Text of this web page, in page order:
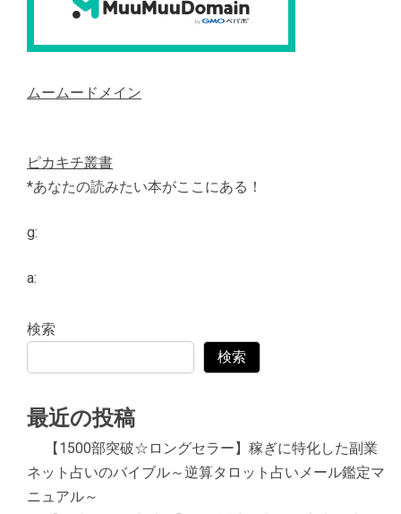
ムームードメイン
ピカキチ叢書
*あなたの読みたい本がここにある！
g:
a:
検索
検索
最近の投稿
【1500部突破☆ロングセラー】稼ぎに特化した副業
ネット占いのバイブル～逆算タロット占いメール鑑定マ
ニュアル～